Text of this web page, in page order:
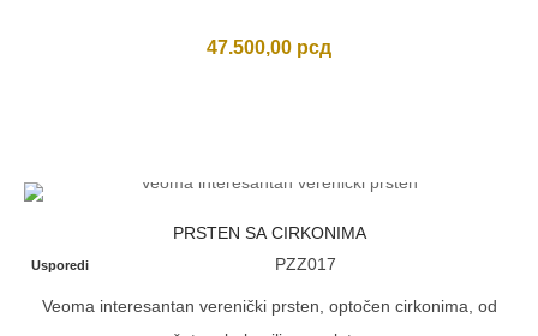
47.500,00 рсд
PRSTEN SA CIRKONIMA
Usporedi PZZ017
Veoma interesantan verenički prsten, optočen cirkonima, od